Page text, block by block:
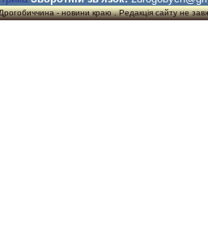
- новини краю . Редакція сайту не